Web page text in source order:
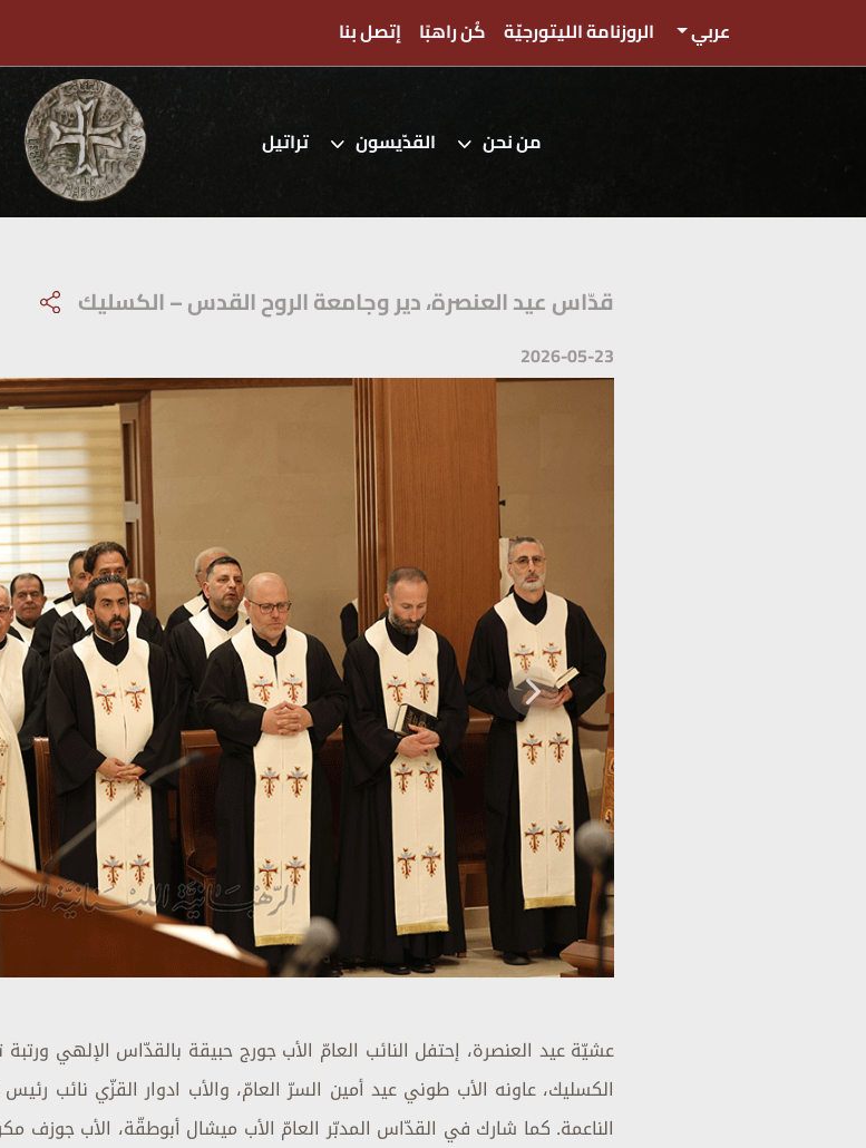
عربي الروزنامة الليتورجيّة كُن راهبًا إتصل بنا
من نحن القدّيسون تراتيل
قدّاس عيد العنصرة، دير وجامعة الروح القدس – الكسليك
2026-05-23
عشيّة عيد العنصرة، إحتفل النائب العامّ الأب جورج حبيقة بالقدّاس الإلهي
الكسليك، عاونه الأب طوني عيد أمين السرّ العامّ، والأب ادوار القزّي نائب
الناعمة. كما شارك في القدّاس المدبّر العامّ الأب ميشال أبوطقّة، الأب جوزف